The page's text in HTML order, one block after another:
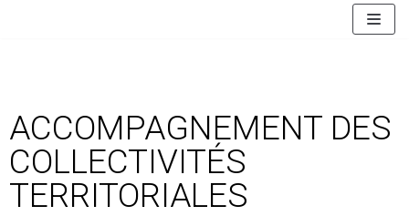
ACCOMPAGNEMENT DES
COLLECTIVITÉS
TERRITORIALES